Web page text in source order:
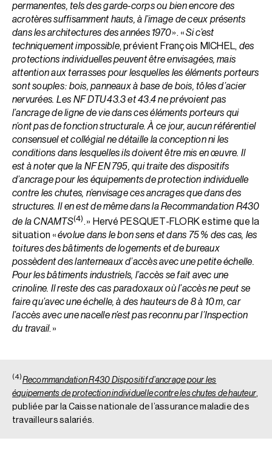
permanentes, tels des garde-corps ou bien encore des
acrotères suffisamment hauts, à l’image de ceux présents
dans les architectures des années 1970». «Si c’est
techniquement impossible, prévient François MICHEL, des
protections individuelles peuvent être envisagées, mais
attention aux terrasses pour lesquelles les éléments porteurs
sont souples : bois, panneaux à base de bois, tôles d’acier
nervurées. Les NF DTU 43.3 et 43.4 ne prévoient pas
l’ancrage de ligne de vie dans ces éléments porteurs qui
n’ont pas de fonction structurale. À ce jour, aucun référentiel
consensuel et collégial ne détaille la conception ni les
conditions dans lesquelles ils doivent être mis en œuvre. Il
est à noter que la NF EN 795, qui traite des dispositifs
d’ancrage pour les équipements de protection individuelle
contre les chutes, n’envisage ces ancrages que dans des
structures. Il en est de même dans la Recommandation R430
de la CNAMTS(4). » Hervé PESQUET-FLORK estime que la
situation «évolue dans le bon sens et dans 75 % des cas, les
toitures des bâtiments de logements et de bureaux
possèdent des lanterneaux d’accès avec une petite échelle.
Pour les bâtiments industriels, l’accès se fait avec une
crinoline. Il reste des cas paradoxaux où l’accès ne peut se
faire qu’avec une échelle, à des hauteurs de 8 à 10 m, car
l’accès avec une nacelle n’est pas reconnu par l’Inspection
du travail. »
(4)Recommandation R430 Dispositif d’ancrage pour les
équipements de protection individuelle contre les chutes de hauteur,
publiée par la Caisse nationale de l’assurance maladie des
travailleurs salariés.